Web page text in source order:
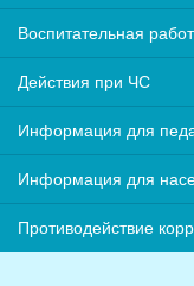
Воспитательная
Действия при ЧС
Информация для
Информация для
Противодействие